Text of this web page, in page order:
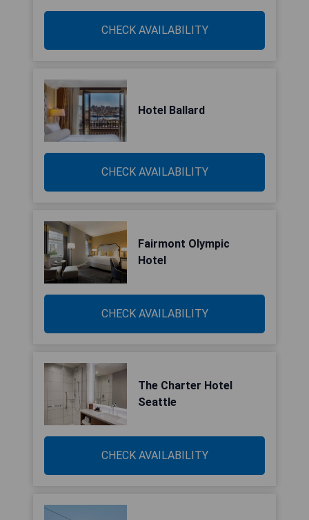
CHECK AVAILABILITY
Hotel Ballard
CHECK AVAILABILITY
Fairmont Olympic
Hotel
CHECK AVAILABILITY
The Charter Hotel
Seattle
CHECK AVAILABILITY